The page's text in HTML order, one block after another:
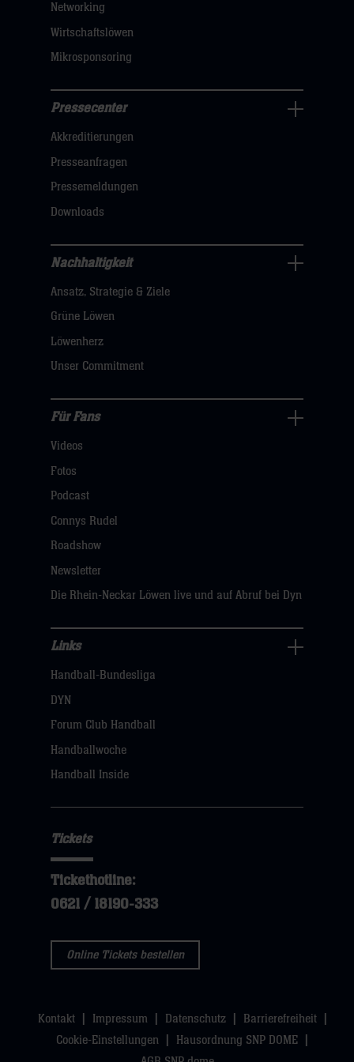
Networking
Wirtschaftslöwen
Mikrosponsoring
Navigation
öffnen,
dann
hier
Pressecenter
Akkreditierungen
Presseanfragen
Pressemeldungen
Downloads
Nachhaltigkeit
Navigation
öffnen,
dann
klicken
hier
Nachhaltigkeit
Ansatz, Strategie & Ziele
Grüne Löwen
Löwenherz
Unser Commitment
Fans
Navigation
öffnen,
hier
Für Fans
Videos
Fotos
Podcast
Connys Rudel
Roadshow
Newsletter
Die Rhein-Neckar Löwen live und auf Abruf bei Dyn
Navigation
öffnen,
dann
Links
Handball-Bundesliga
DYN
Forum Club Handball
Handballwoche
Handball Inside
Tickets
Tickethotline:
0621 / 18190-333
Online Tickets bestellen
Kontakt Impressum Datenschutz
Barrierefreiheit
Cookie-Einstellungen
Hausordnung SNP DOME